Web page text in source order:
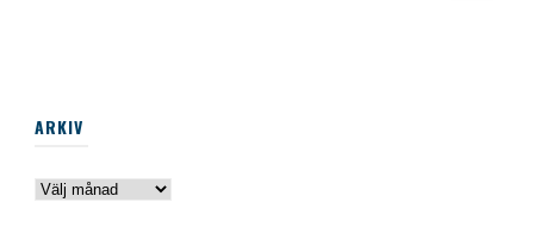
ARKIV
Arkiv